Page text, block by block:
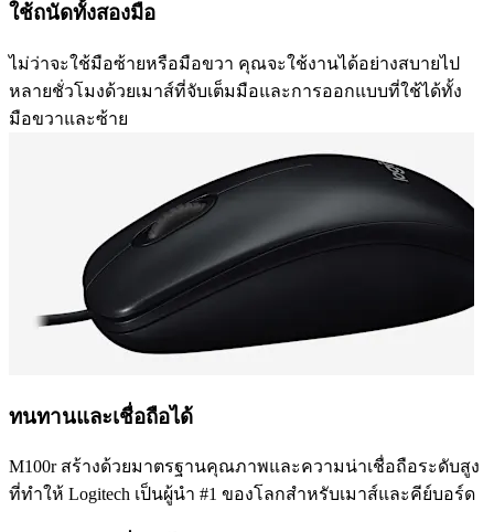
ใช้ถนัดทั้งสองมือ
ไม่ว่าจะใช้มือซ้ายหรือมือขวา คุณจะใช้งานได้อย่างสบายไป
หลายชั่วโมงด้วยเมาส์ที่จับเต็มมือและการออกแบบที่ใช้ได้ทั้ง
มือขวาและซ้าย
ทนทานและเชื่อถือได้
M100r สร้างด้วยมาตรฐานคุณภาพและความน่าเชื่อถือระดับสูง
ที่ทำให้ Logitech เป็นผู้นำ #1 ของโลกสำหรับเมาส์และคีย์บอร์ด